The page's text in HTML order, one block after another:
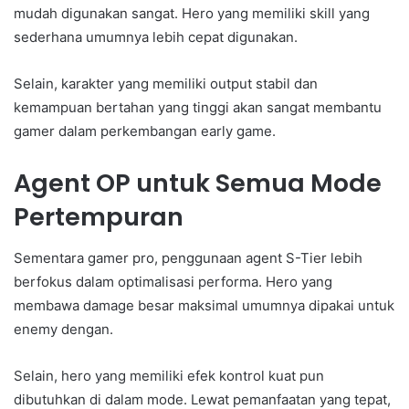
mudah digunakan sangat. Hero yang memiliki skill yang
sederhana umumnya lebih cepat digunakan.
Selain, karakter yang memiliki output stabil dan
kemampuan bertahan yang tinggi akan sangat membantu
gamer dalam perkembangan early game.
Agent OP untuk Semua Mode
Pertempuran
Sementara gamer pro, penggunaan agent S-Tier lebih
berfokus dalam optimalisasi performa. Hero yang
membawa damage besar maksimal umumnya dipakai untuk
enemy dengan.
Selain, hero yang memiliki efek kontrol kuat pun
dibutuhkan di dalam mode. Lewat pemanfaatan yang tepat,